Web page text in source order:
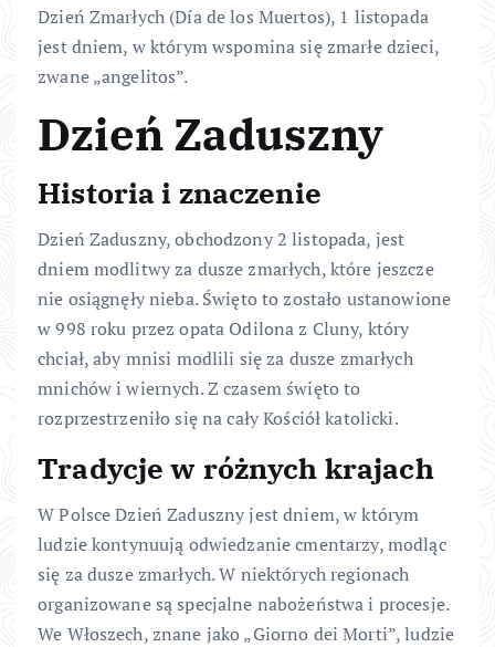
Dzień Zmarłych (Día de los Muertos), 1 listopada
jest dniem, w którym wspomina się zmarłe dzieci,
zwane „angelitos”.
Dzień Zaduszny
Historia i znaczenie
Dzień Zaduszny, obchodzony 2 listopada, jest
dniem modlitwy za dusze zmarłych, które jeszcze
nie osiągnęły nieba. Święto to zostało ustanowione
w 998 roku przez opata Odilona z Cluny, który
chciał, aby mnisi modlili się za dusze zmarłych
mnichów i wiernych. Z czasem święto to
rozprzestrzeniło się na cały Kościół katolicki.
Tradycje w różnych krajach
W Polsce Dzień Zaduszny jest dniem, w którym
ludzie kontynuują odwiedzanie cmentarzy, modląc
się za dusze zmarłych. W niektórych regionach
organizowane są specjalne nabożeństwa i procesje.
We Włoszech, znane jako „Giorno dei Morti”, ludzie